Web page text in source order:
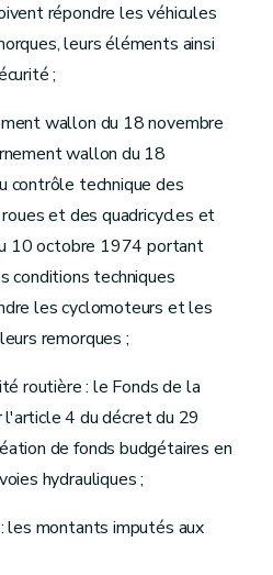
répondre les véhicules
leurs éléments ainsi
;
wallon du 18 novembre
wallon du 18
contrôle technique des
et des quadricycles et
10 octobre 1974 portant
conditions techniques
les cyclomoteurs et les
remorques ;
routière : le Fonds de la
4 du décret du 29
de fonds budgétaires en
hydrauliques ;
montants imputés aux